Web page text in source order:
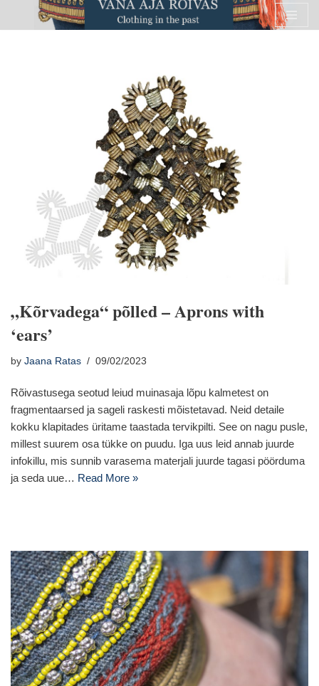
„Kõrvadega“ põlled – Aprons with
‘ears’
by Jaana Ratas 09/02/2023
Rõivastusega seotud leiud muinasaja lõpu kalmetest on
fragmentaarsed ja sageli raskesti mõistetavad. Neid detaile
kokku klapitades üritame taastada tervikpilti. See on nagu pusle,
millest suurem osa tükke on puudu. Iga uus leid annab juurde
infokillu, mis sunnib varasema materjali juurde tagasi pöörduma
ja seda uue… Read More »